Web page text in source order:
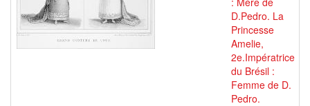
D.Pedro. La
Princesse
Amelie,
2e.Impératrice
du Brésil :
Femme de D.
Pedro.